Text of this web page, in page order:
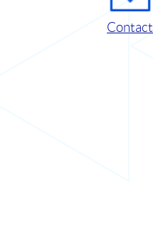
Contact